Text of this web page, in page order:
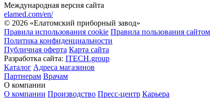
Международная версия сайта
elamed.com/en/
© 2026 «Елатомский приборный завод»
Правила использования cookie Правила пользования сайтом
Политика конфиденциальности
Публичная оферта Карта сайта
Разработка сайта: ITECH.group
Каталог Адреса магазинов
Партнерам Врачам
О компании
О компании Производство Пресс-центр Карьера